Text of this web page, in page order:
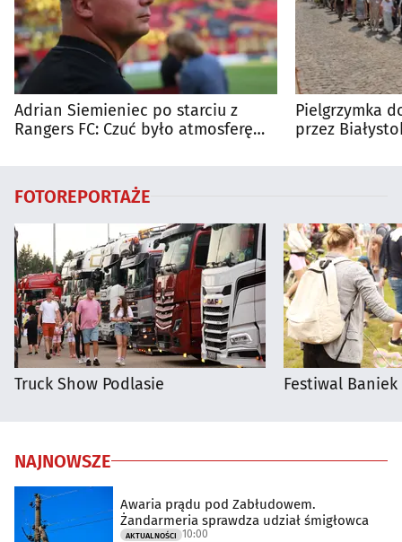
Adrian Siemieniec po starciu z
Rangers FC: Czuć było atmosferę
Pielgrzymka
przez
FOTOREPORTAŻE
Truck Show Podlasie Festiwal
NAJNOWSZE
Awaria prądu pod Zabłudowem.
Żandarmeria sprawdza udział śmigłowca
AKTUALNOŚCI 10:00